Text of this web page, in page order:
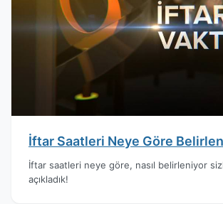
İftar Saatleri Neye Göre
İftar saatleri neye göre, nasıl belirleniyor
açıkladık!